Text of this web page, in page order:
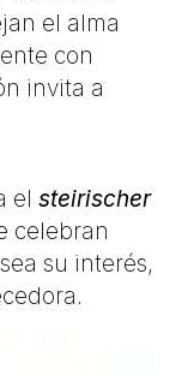
el alma
con
invita a
el steirischer
celebran
su interés,